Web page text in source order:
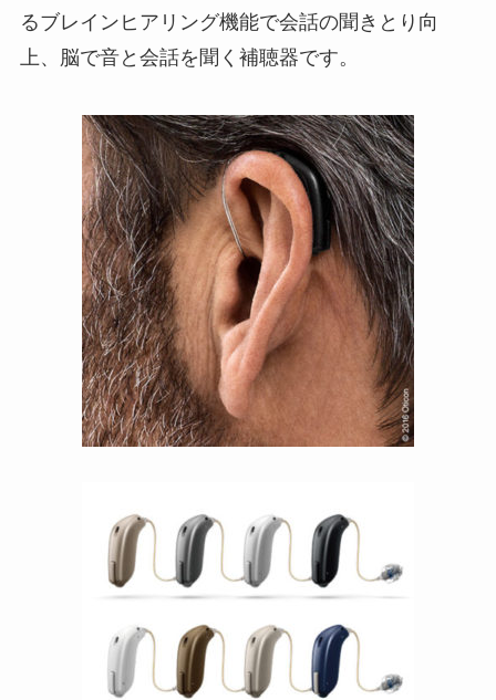
るブレインヒアリング機能で会話の聞きとり向
上、脳で音と会話を聞く補聴器です。